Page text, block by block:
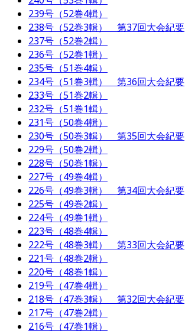
239号（52巻4輯）
238号（52巻3輯） 第37回大会紀要
237号（52巻2輯）
236号（52巻1輯）
235号（51巻4輯）
234号（51巻3輯） 第36回大会紀要
233号（51巻2輯）
232号（51巻1輯）
231号（50巻4輯）
230号（50巻3輯） 第35回大会紀要
229号（50巻2輯）
228号（50巻1輯）
227号（49巻4輯）
226号（49巻3輯） 第34回大会紀要
225号（49巻2輯）
224号（49巻1輯）
223号（48巻4輯）
222号（48巻3輯） 第33回大会紀要
221号（48巻2輯）
220号（48巻1輯）
219号（47巻4輯）
218号（47巻3輯） 第32回大会紀要
217号（47巻2輯）
216号（47巻1輯）